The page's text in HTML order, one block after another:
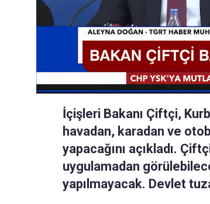
İçişleri Bakanı Çiftçi,
havadan, karadan ve
yapacağını açıkladı.
uygulamadan
yapılmayacak. Devlet